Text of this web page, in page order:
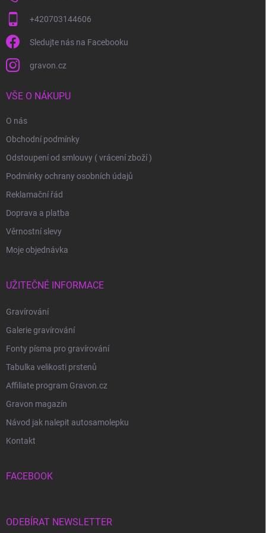
+420703144606
Sledujte nás na Facebooku
gravon.cz
VŠE O NÁKUPU
O nás
Obchodní podmínky
Odstoupení od smlouvy ( vrácení zboží )
Podmínky ochrany osobních údajů
Reklamační řád
Doprava a platba
Věrnostní slevy
Moje objednávka
UŽITEČNÉ INFORMACE
Gravírování
Galerie gravírování
Fonty písma pro gravírování
Tabulka velikosti prstenů
Affiliate program Gravon.cz
Gravon magazín
Návod jak nalepit autosamolepku
Kontakt
FACEBOOK
ODEBÍRAT NEWSLETTER